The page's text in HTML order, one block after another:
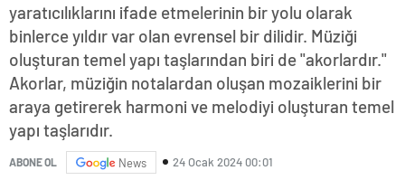
yaratıcılıklarını ifade etmelerinin bir yolu olarak
binlerce yıldır var olan evrensel bir dilidir. Müziği
oluşturan temel yapı taşlarından biri de "akorlardır."
Akorlar, müziğin notalardan oluşan mozaiklerini bir
araya getirerek harmoni ve melodiyi oluşturan temel
yapı taşlarıdır.
ABONE OL News 24 Ocak 2024 00:01